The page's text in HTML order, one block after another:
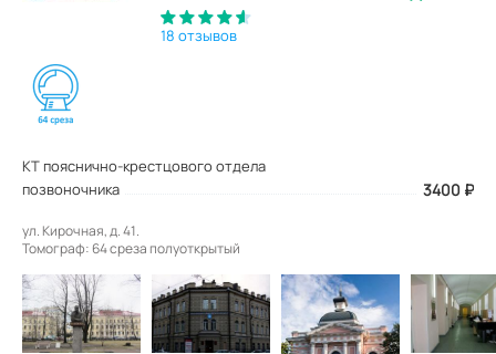
18 отзывов
КТ пояснично-крестцового отдела
позвоночника
3400 ₽
ул. Кирочная, д. 41.
Томограф: 64 среза полуоткрытый